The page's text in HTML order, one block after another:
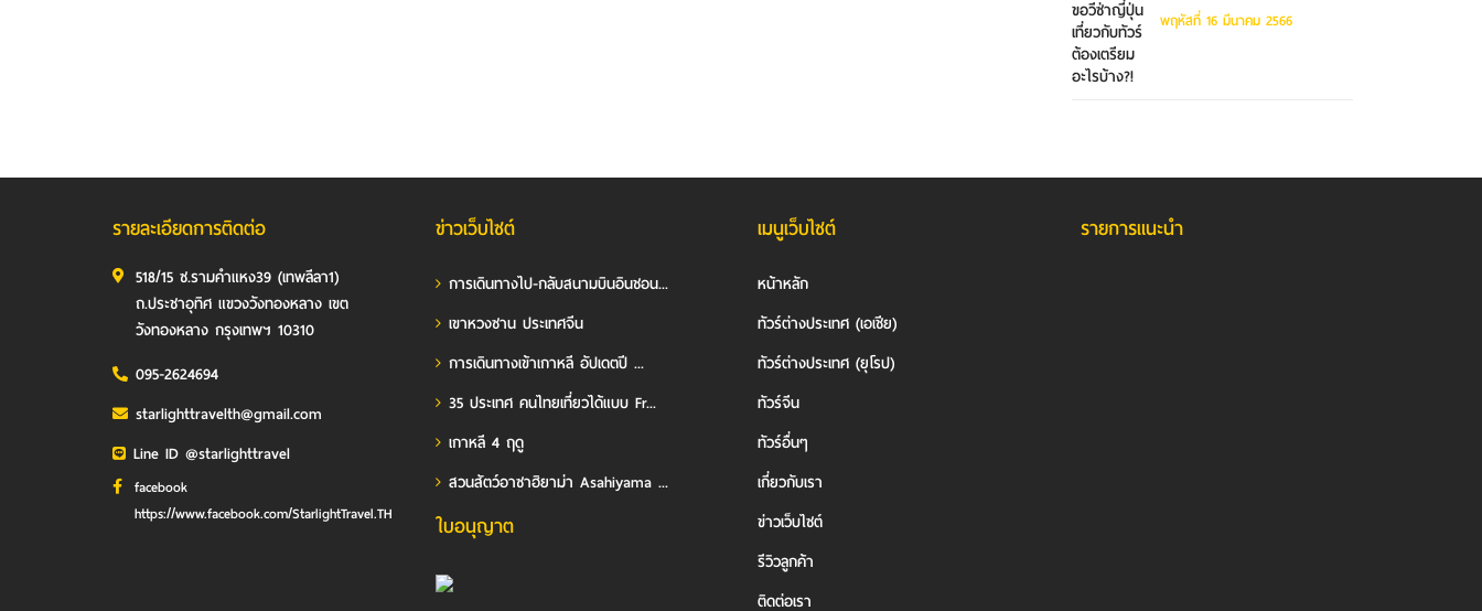
พฤหัสที่ 16 มีนาคม 2566
รายละเอียดการติดต่อ
518/15 ซ.รามคำแหง39 (เทพลีลา1)
ถ.ประชาอุทิศ แขวงวังทองหลาง เขต
วังทองหลาง กรุงเทพฯ 10310
095-2624694
starlighttravelth@gmail.com
Line ID @starlighttravel
facebook
https://www.facebook.com/StarlightTravel.TH
ข่าวเว็บไซต์
การเดินทางไป-กลับสนามบินอินชอน...
เขาหวงซาน ประเทศจีน
การเดินทางเข้าเกาหลี อัปเดตปี ...
35 ประเทศ คนไทยเที่ยวได้แบบ Fr...
เกาหลี 4 ฤดู
สวนสัตว์อาซาฮิยาม่า Asahiyama ...
ใบอนุญาต
เมนูเว็บไซต์
หน้าหลัก
ทัวร์ต่างประเทศ (เอเชีย)
ทัวร์ต่างประเทศ (ยุโรป)
ทัวร์จีน
ทัวร์อื่นๆ
เกี่ยวกับเรา
ข่าวเว็บไซต์
รีวิวลูกค้า
ติดต่อเรา
รายการแนะนำ